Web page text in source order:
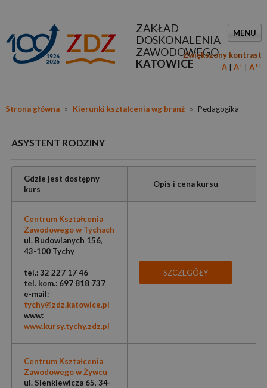
ZAKŁAD
DOSKONALENIA
ZAWODOWEGO
KATOWICE
MENU
Zwiększony kontrast
A
A+ A++
Strona główna » Kierunki kształcenia wg branż » Pedagogika
ASYSTENT RODZINY
Gdzie jest dostępny
kurs
Opis i cena kursu
Centrum Kształcenia
Zawodowego w Tychach
ul. Budowlanych 156,
43-100 Tychy
tel.: 32 227 17 46
tel. kom.: 697 818 737
e-mail:
tychy@zdz.katowice.pl
www:
www.kursy.tychy.zdz.pl
SZCZEGÓŁY
Centrum Kształcenia
Zawodowego w Żywcu
ul. Sienkiewicza 65, 34-